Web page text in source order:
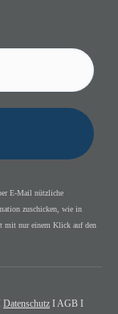
E-Mail nützliche
zuschicken, wie in
mit nur einem Klick auf den
Datenschutz I AGB I